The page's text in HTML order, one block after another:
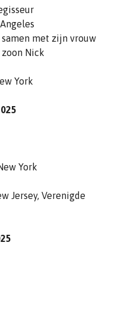
met zijn vrouw
Nick
York
York
Jersey, Verenigde